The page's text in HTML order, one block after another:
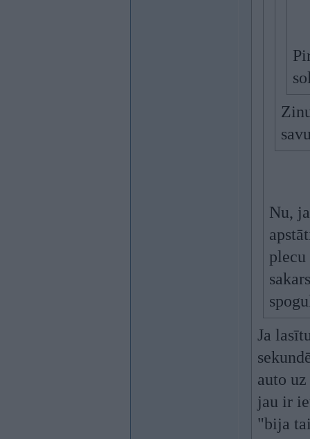
Nu,
Ja
auto
jau ir
"bija